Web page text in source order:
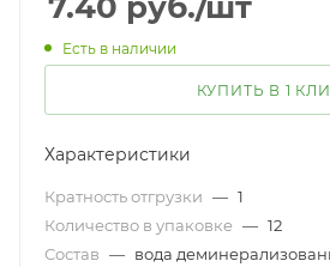
Есть в наличии
КУПИТЬ В 1
Характеристики
Кратность отгрузки — 1
Количество в упаковке — 12
Состав — вода